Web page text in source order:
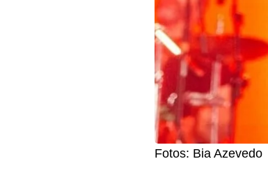
Fotos: Bia Azevedo